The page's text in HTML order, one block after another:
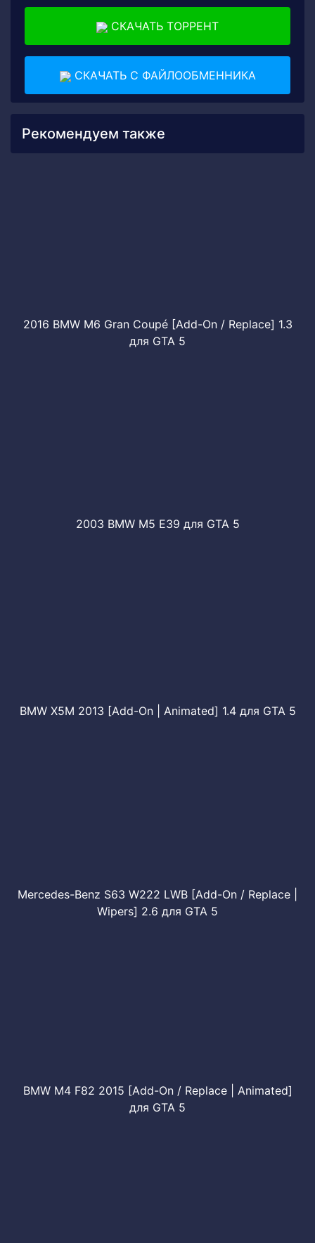
СКАЧАТЬ ТОРРЕНТ
СКАЧАТЬ С ФАЙЛООБМЕННИКА
Рекомендуем также
2016 BMW M6 Gran Coupé [Add-On / Replace] 1.3
для GTA 5
2003 BMW M5 E39 для GTA 5
BMW X5M 2013 [Add-On | Animated] 1.4 для GTA 5
Mercedes-Benz S63 W222 LWB [Add-On / Replace |
Wipers] 2.6 для GTA 5
BMW M4 F82 2015 [Add-On / Replace | Animated]
для GTA 5